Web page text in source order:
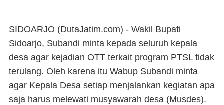
SIDOARJO (DutaJatim.com) - Wakil Bupati
Sidoarjo, Subandi minta kepada seluruh kepala
desa agar kejadian OTT terkait program PTSL tidak
terulang. Oleh karena itu Wabup Subandi minta
agar Kepala Desa setiap menjalankan kegiatan apa
saja harus melewati musyawarah desa (Musdes).